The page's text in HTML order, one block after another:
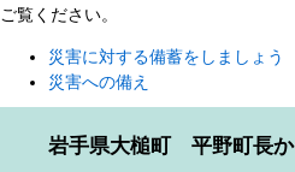
ご覧ください。
災害に対する備蓄をしましょう
災害への備え
岩手県大槌町 平野町長